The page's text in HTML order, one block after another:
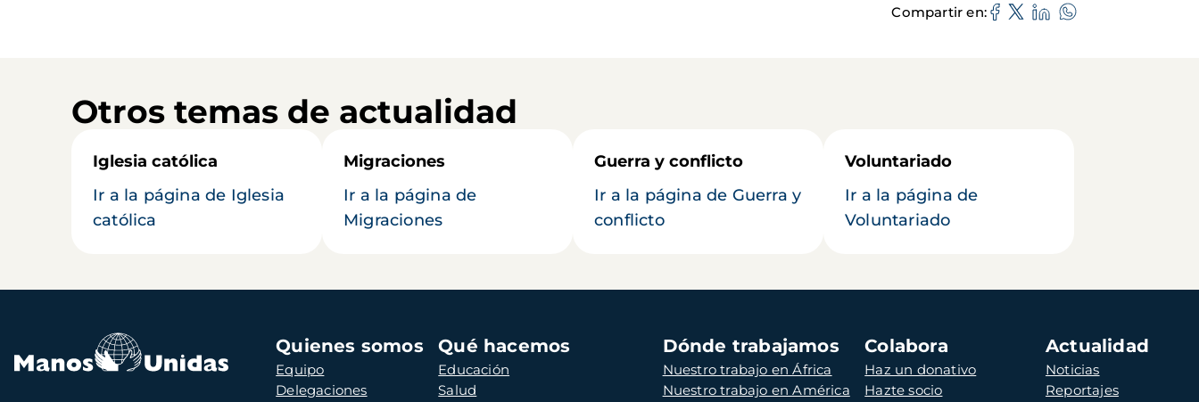
Compartir en
Otros temas de actualidad
Iglesia católica
Ir a la página de Iglesia
católica
Migraciones
Ir a la página de
Migraciones
Guerra y conflicto
Ir a la página de Guerra y
conflicto
Voluntariado
Ir a la página de
Voluntariado
Navegación
principal
Quienes somos
Equipo
Delegaciones
Qué hacemos
Educación
Salud
Dónde trabajamos
Nuestro trabajo en África
Nuestro trabajo en América
Colabora
Haz un donativo
Hazte socio
Actualidad
Noticias
Reportajes